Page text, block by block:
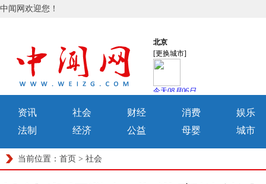
中闻网欢迎您！
资讯 社会 财经 消费
娱乐
法制
经济 公益 母婴 城市
当前位置： 首页 > 社会